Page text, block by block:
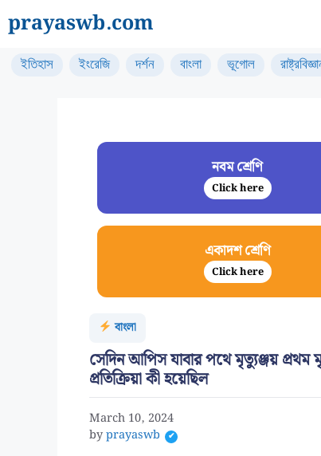
to
content
prayaswb.com
ইতিহাস ইংরেজি দর্শন বাংলা ভূগোল
নবম শ্রেণি
Click here
একাদশ শ্রেণি
Click here
বাংলা
সেদিন আপিস যাবার পথে মৃত্যুঞ্জয় প্রথম
প্রতিক্রিয়া কী হয়েছিল
March 10, 2024
byprayaswb